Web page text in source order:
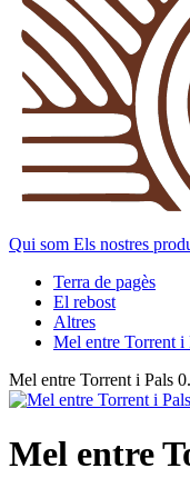
Qui som Els nostres
Terra de pagès
El rebost
Altres
Mel entre Torrent i
Mel entre Torrent i Pals
Mel entre